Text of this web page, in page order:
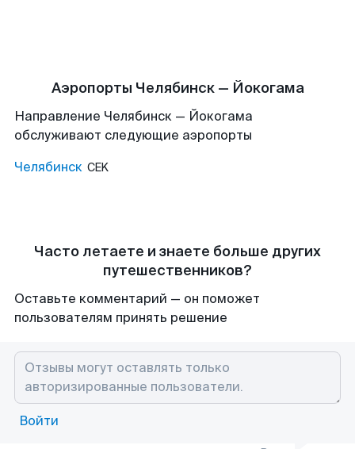
Аэропорты Челябинск — Йокогама
Направление Челябинск — Йокогама
обслуживают следующие аэропорты
Челябинск CEK
Часто летаете и знаете больше других
путешественников?
Оставьте комментарий — он поможет
пользователям принять решение
Войти